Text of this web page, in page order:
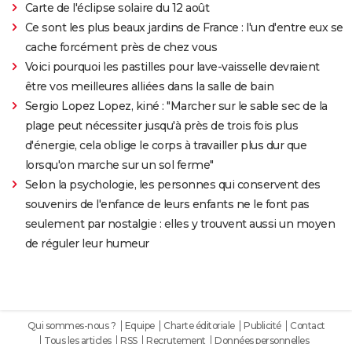
Carte de l'éclipse solaire du 12 août
Ce sont les plus beaux jardins de France : l'un d'entre eux se
cache forcément près de chez vous
Voici pourquoi les pastilles pour lave-vaisselle devraient
être vos meilleures alliées dans la salle de bain
Sergio Lopez Lopez, kiné : "Marcher sur le sable sec de la
plage peut nécessiter jusqu'à près de trois fois plus
d'énergie, cela oblige le corps à travailler plus dur que
lorsqu'on marche sur un sol ferme"
Selon la psychologie, les personnes qui conservent des
souvenirs de l'enfance de leurs enfants ne le font pas
seulement par nostalgie : elles y trouvent aussi un moyen
de réguler leur humeur
Qui sommes-nous ? Equipe Charte éditoriale Publicité
Contact
Tous les articles
RSS Recrutement Données personnelles